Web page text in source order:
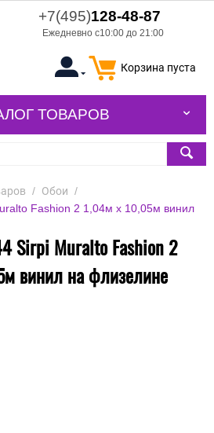
+7(495)128-48-87
Ежедневно с10:00 до 21:00
Корзина пуста
ТОВАРОВ
/ Обои /
Fashion 2 1,04м х 10,05м винил
Sirpi Muralto Fashion 2
винил на флизелине